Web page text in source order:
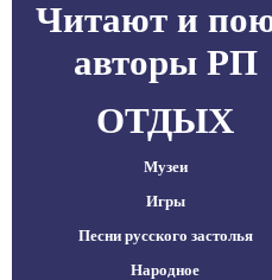
Читают и
авторы РП
ОТДЫХ
Музеи
Игры
Песни русского застолья
Народное